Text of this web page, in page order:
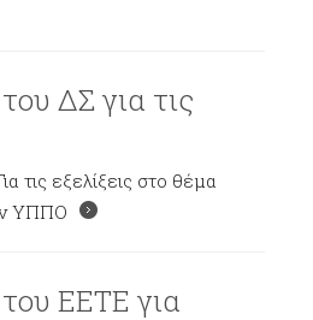
ΔΣ για τις
τις εξελίξεις στο θέμα
ΥΠΠΟ
ΕΕΤΕ για